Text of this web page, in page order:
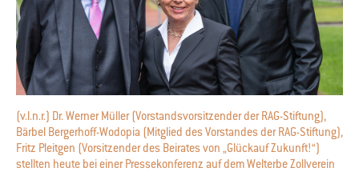
(v.l.n.r.) Dr. Werner Müller (Vorstandsvorsitzender der RAG-Stiftung),
Bärbel Bergerhoff-Wodopia (Mitglied des Vorstandes der RAG-Stiftung),
Fritz Pleitgen (Vorsitzender des Beirates von „Glückauf Zukunft!“)
stellten heute bei einer Pressekonferenz auf dem Welterbe Zollverein